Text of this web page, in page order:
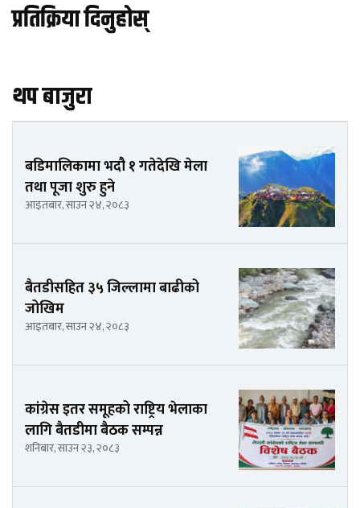
प्रतिक्रिया दिनुहोस्
थप बाजुरा
बडिमालिकामा भदौ १ गतेदेखि मेला
तथा पूजा शुरु हुने
आइतबार, साउन २४, २०८३
बैतडीसहित ३५ जिल्लामा बाढीको
जोखिम
आइतबार, साउन २४, २०८३
कांग्रेस इतर समूहको राष्ट्रिय भेलाका
लागि बैतडीमा बैठक सम्पन्न
शनिबार, साउन २३, २०८३